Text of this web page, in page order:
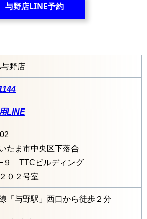
与野店LINE予約
野店
LINE
たま市中央区下落合
９ TTCビルディング
０２号室
「与野駅」西口から徒歩２分